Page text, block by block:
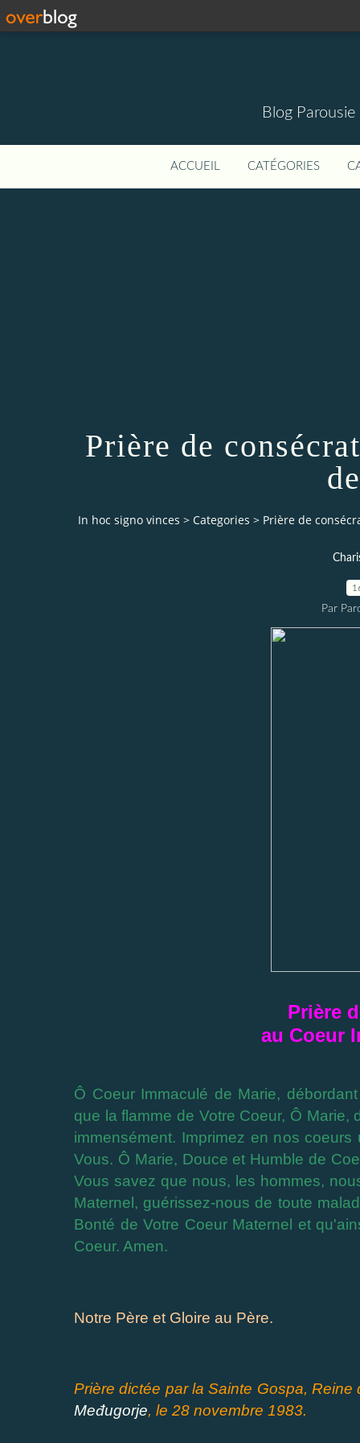
Blog
ACCUEIL CATÉGORIES
Prière de
In hoc signo vinces > Categories > Prière de
Par
Prière
au Coeur
Ô Coeur Immaculé de Marie,
que la flamme de Votre Coeur, Ô
immensément. Imprimez en nos
Vous. Ô Marie, Douce et Humble de
Vous savez que nous, les hommes,
Maternel, guérissez-nous de toute
Bonté de Votre Coeur Maternel et
Coeur. Amen.
Notre Père et Gloire au Père.
Prière dictée par la Sainte Gospa,
Međugorje, le 28 novembre 1983.